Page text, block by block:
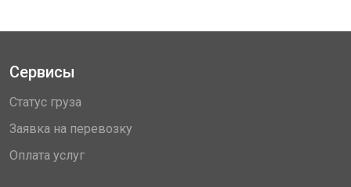
Сервисы
Статус груза
Заявка на перевозку
Оплата услуг